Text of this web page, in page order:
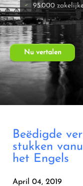
95.000
Nu vertalen
Beëdigde
stukken
het Engels
April 04, 2019